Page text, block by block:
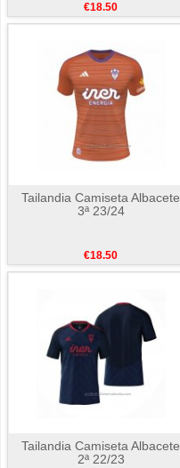
€18.50
Tailandia Camiseta Albacete
3ª 23/24
€18.50
Tailandia Camiseta Albacete
2ª 22/23